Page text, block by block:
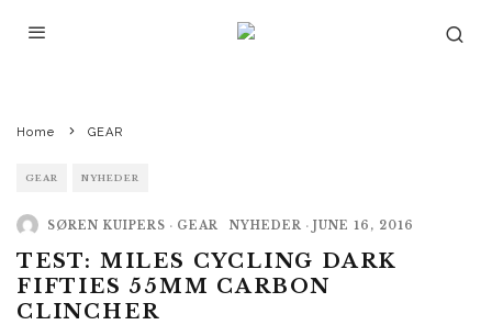
Home GEAR
GEAR NYHEDER
SØREN KUIPERS · GEAR NYHEDER · JUNE 16, 2016
TEST: MILES CYCLING DARK
FIFTIES 55MM CARBON
CLINCHER